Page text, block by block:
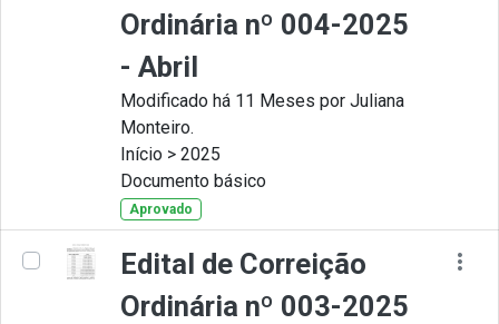
Ordinária nº 004-2025
- Abril
Modificado há 11 Meses por Juliana
Monteiro.
Início > 2025
Documento básico
Aprovado
Edital de Correição
Ordinária nº 003-2025